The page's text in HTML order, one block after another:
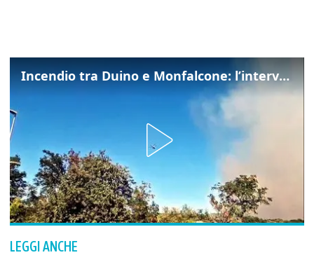
Incendio tra Duino e Monfalcone: l’intervento dei vigili del fuoco
LEGGI ANCHE